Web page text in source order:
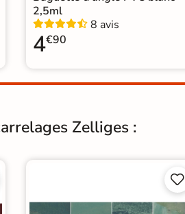
2,5ml
8 avis
4€90
Zelliges :

